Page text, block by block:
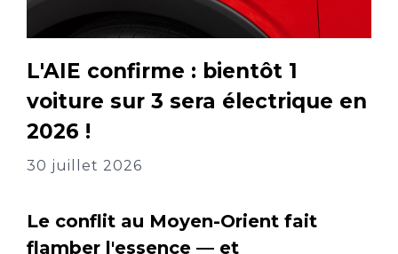
L'AIE confirme : bientôt 1
voiture sur 3 sera électrique en
2026 !
30 juillet 2026
Le conflit au Moyen-Orient fait
flamber l'essence — et